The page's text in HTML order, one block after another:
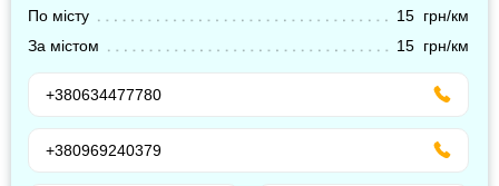
По місту
15 грн/км
За містом
15 грн/км
+380634477780
+380969240379